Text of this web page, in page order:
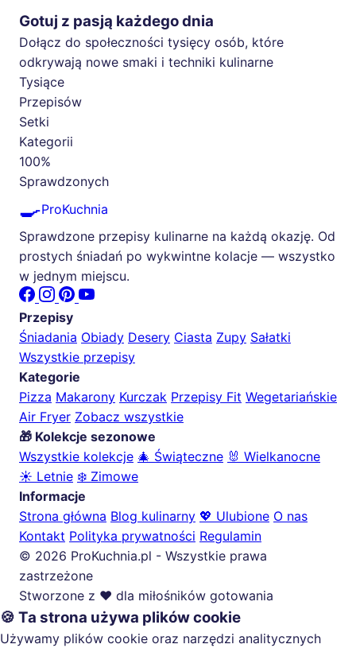
Gotuj z pasją każdego dnia
Dołącz do społeczności tysięcy osób, które
odkrywają nowe smaki i techniki kulinarne
Tysiące
Przepisów
Setki
Kategorii
100%
Sprawdzonych
🍳ProKuchnia
Sprawdzone przepisy kulinarne na każdą okazję. Od
prostych śniadań po wykwintne kolacje — wszystko
w jednym miejscu.
Przepisy
Śniadania Obiady Desery Ciasta Zupy Sałatki
Wszystkie przepisy
Kategorie
Pizza Makarony Kurczak Przepisy Fit Wegetariańskie
Air Fryer Zobacz wszystkie
🎁 Kolekcje sezonowe
Wszystkie kolekcje 🎄 Świąteczne 🐰 Wielkanocne
☀️ Letnie ❄️ Zimowe
Informacje
Strona główna Blog kulinarny 💖 Ulubione O nas
Kontakt Polityka prywatności Regulamin
© 2026 ProKuchnia.pl - Wszystkie prawa
zastrzeżone
Stworzone z ❤️ dla miłośników gotowania
🍪 Ta strona używa plików cookie
Używamy plików cookie oraz narzędzi analitycznych